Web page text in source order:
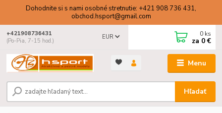
Dohodnite si s nami osobné stretnutie: +421 908 736 431,
obchod.hsport@gmail.com
Menu
EUR
Hľadať
+421908736431
(Po-Pia, 7-15 hod.)
0 ks
za 0 €